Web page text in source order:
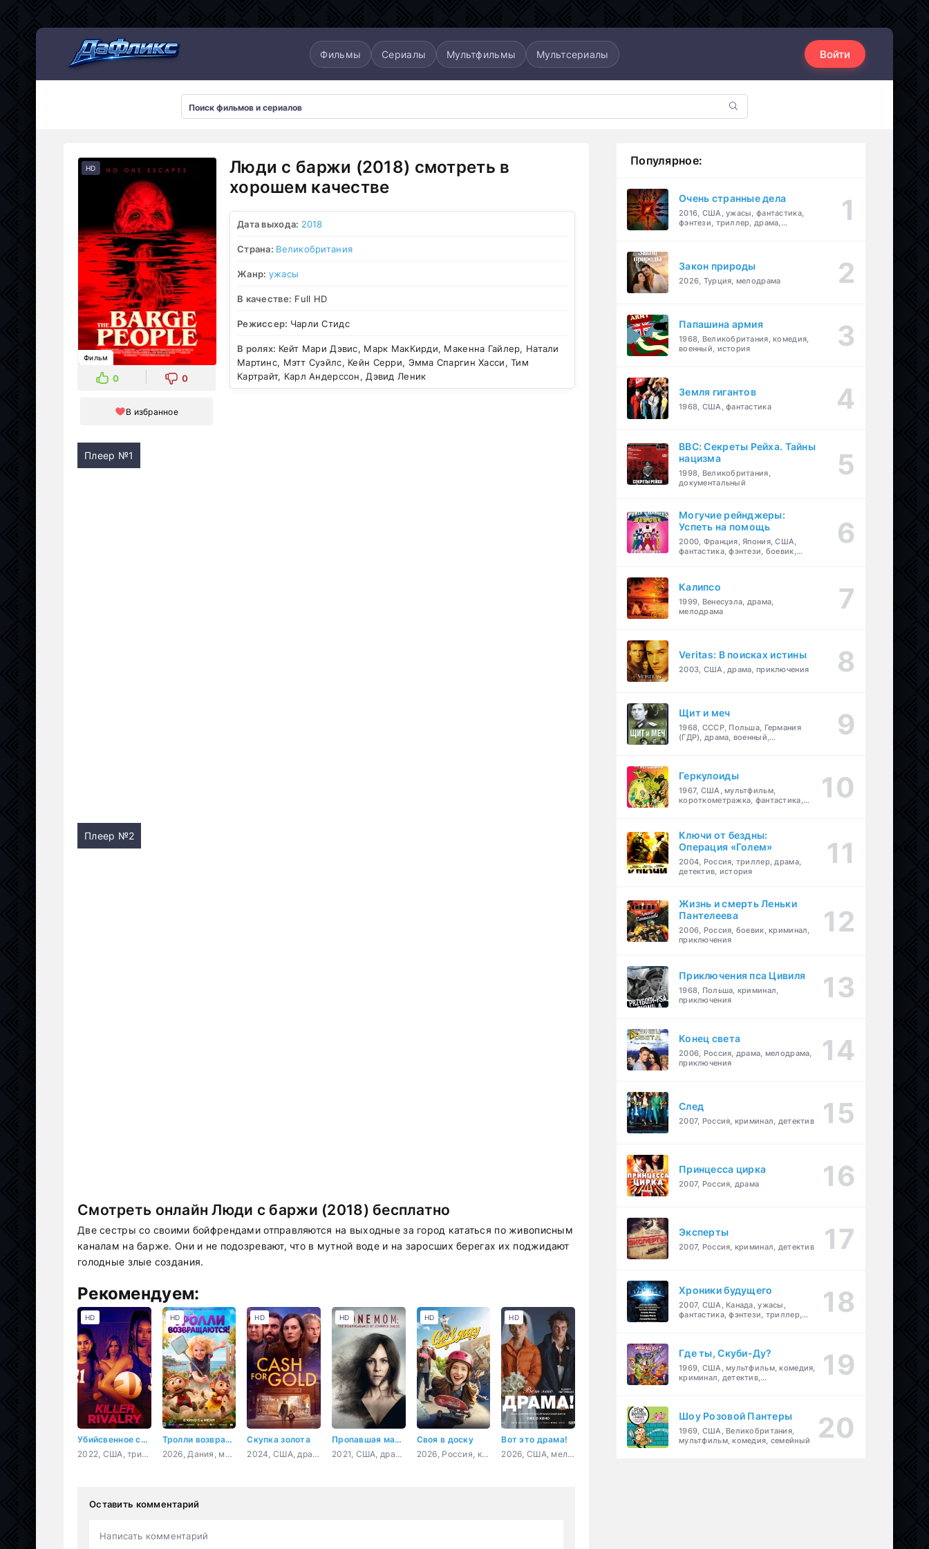
Фильмы Сериалы Мультфильмы Мультсериалы Войти
HD
Фильм
0 0
В избранное
Люди с баржи (2018) смотреть в
хорошем качестве
Дата выхода: 2018
Страна: Великобритания
Жанр: ужасы
В качестве: Full HD
Режиссер: Чарли Стидс
В ролях: Кейт Мари Дэвис, Марк МакКирди, Макенна Гайлер, Натали
Мартинс, Мэтт Суэйлс, Кейн Серри, Эмма Спаргин Хасси, Тим
Картрайт, Карл Андерссон, Дэвид Леник
Плеер №1
Плеер №2
Смотреть онлайн Люди с баржи (2018) бесплатно
Две сестры со своими бойфрендами отправляются на выходные за город кататься по живописным
каналам на барже. Они и не подозревают, что в мутной воде и на заросших берегах их поджидают
голодные злые создания.
Рекомендуем:
Убийсвенное соперничество
2022, США, триллер, детектив
HD
Тролли возвращаются!
2026, Дания, мультфильм, фэнтези, семейный, приключения
HD
Скупка золота
2024, США, драма
HD
Пропавшая мать: Исчезновение Дженнифер Дулос
2021, США, драма, криминал
HD
Своя в доску
2026, Россия, комедия
HD
Вот это драма!
2026, США, мелодрама, комедия, драма
HD
Оставить комментарий
Написать комментарий
Популярное:
Очень странные дела
2016, США, ужасы, фантастика,
фэнтези, триллер, драма,
Закон природы
2026, Турция, мелодрама
Папашина армия
1968, Великобритания, комедия,
военный, история
Земля гигантов
1968, США, фантастика
BBC: Секреты Рейха. Тайны
нацизма
1998, Великобритания,
документальный
Могучие рейнджеры:
Успеть на помощь
2000, Франция, Япония, США,
фантастика, фэнтези, боевик,
Калипсо
1999, Венесуэла, драма,
мелодрама
Veritas: В поисках истины
2003, США, драма, приключения
Щит и меч
1968, СССР, Польша, Германия
(ГДР), драма, военный,
Геркулоиды
1967, США, мультфильм,
короткометражка, фантастика,
Ключи от бездны:
Операция «Голем»
2004, Россия, триллер, драма,
детектив, история
Жизнь и смерть Леньки
Пантелеева
2006, Россия, боевик, криминал,
приключения
Приключения пса Цивиля
1968, Польша, криминал,
приключения
Конец света
2006, Россия, драма, мелодрама,
приключения
След
2007, Россия, криминал, детектив
Принцесса цирка
2007, Россия, драма
Эксперты
2007, Россия, криминал, детектив
Хроники будущего
2007, США, Канада, ужасы,
фантастика, фэнтези, триллер,
Где ты, Скуби-Ду?
1969, США, мультфильм, комедия,
криминал, детектив,
Шоу Розовой Пантеры
1969, США, Великобритания,
мультфильм, комедия, семейный
Мультсериалы